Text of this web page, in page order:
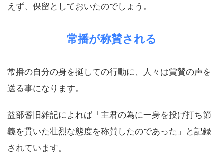
えず、保留としておいたのでしょう。
常播が称賛される
常播の自分の身を挺しての行動に、人々は賞賛の声を
送る事になります。
益部耆旧雑記によれば「主君の為に一身を投げ打ち節
義を貫いた壮烈な態度を称賛したのであった」と記録
されています。